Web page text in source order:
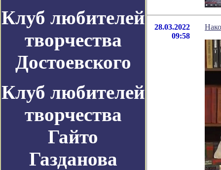
Клуб любителей
творчества
Достоевского
Клуб любителей
творчества
Гайто
Газданова
28.03.2022
09:58